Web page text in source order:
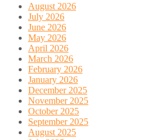
August 2026
July 2026
June 2026
May 2026
April 2026
March 2026
February 2026
January 2026
December 2025
November 2025
October 2025
September 2025
August 2025